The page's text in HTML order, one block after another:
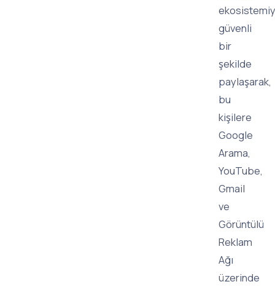
güvenli
bir
şekilde
paylaşarak,
bu
kişilere
Google
Arama,
YouTube,
Gmail
ve
Görüntülü
Reklam
Ağı
üzerinde